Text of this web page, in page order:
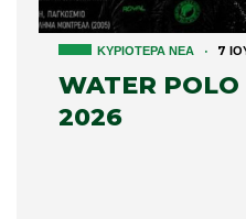
ΚΥΡΙΌΤΕΡΑ ΝΈΑ · 7
WATER
2026